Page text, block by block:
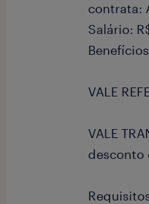
contrata:
Salário:
VALE
VALE
desconto